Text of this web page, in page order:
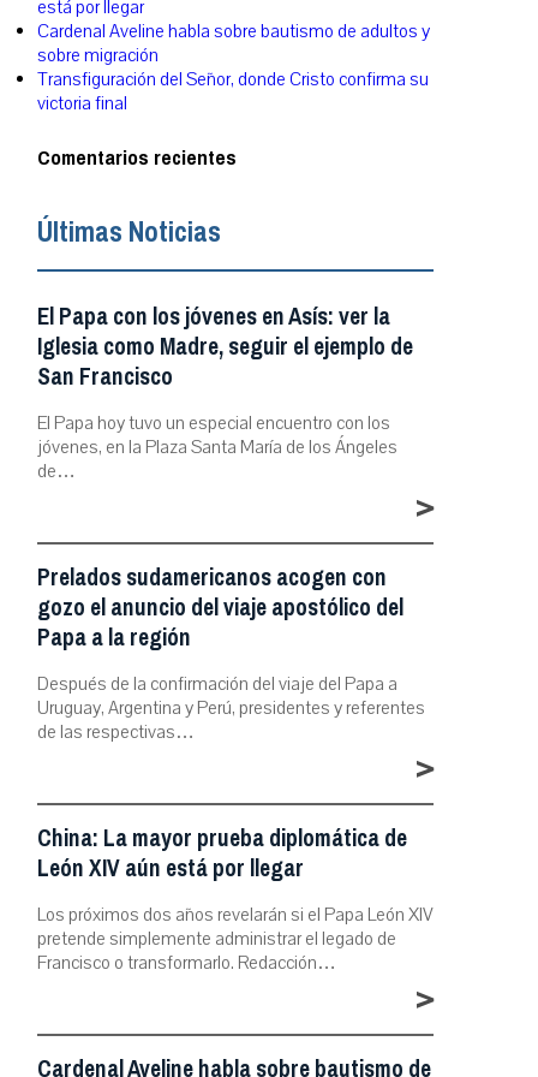
está por llegar
Cardenal Aveline habla sobre bautismo de adultos y
sobre migración
Transfiguración del Señor, donde Cristo confirma su
victoria final
Comentarios recientes
Últimas Noticias
El Papa con los jóvenes en Asís: ver la
Iglesia como Madre, seguir el ejemplo de
San Francisco
El Papa hoy tuvo un especial encuentro con los
jóvenes, en la Plaza Santa María de los Ángeles
de…
>
Prelados sudamericanos acogen con
gozo el anuncio del viaje apostólico del
Papa a la región
Después de la confirmación del viaje del Papa a
Uruguay, Argentina y Perú, presidentes y referentes
de las respectivas…
>
China: La mayor prueba diplomática de
León XIV aún está por llegar
Los próximos dos años revelarán si el Papa León XIV
pretende simplemente administrar el legado de
Francisco o transformarlo. Redacción…
>